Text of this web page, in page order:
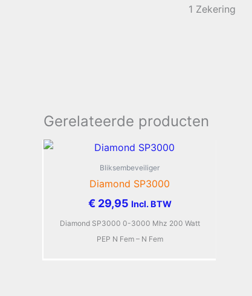
1 Zekering
Gerelateerde producten
Bliksembeveiliger
Diamond SP3000
€29,95 Incl. BTW
Diamond SP3000 0-3000 Mhz 200 Watt
PEP N Fem – N Fem